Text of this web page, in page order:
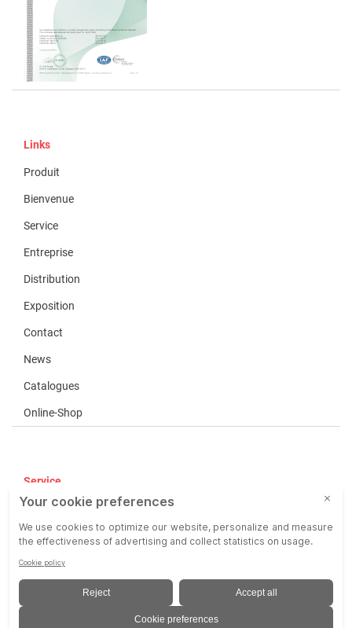
Links
Produit
Bienvenue
Service
Entreprise
Distribution
Exposition
Contact
News
Catalogues
Online-Shop
Service
CGV
COP
Responsabilité
Mentions Légales